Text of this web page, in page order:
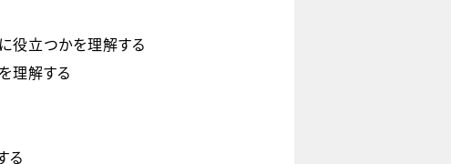
役立つかを理解する
理解する
る